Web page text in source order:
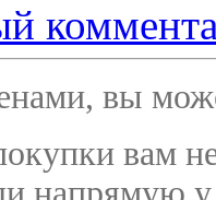
вы
вам